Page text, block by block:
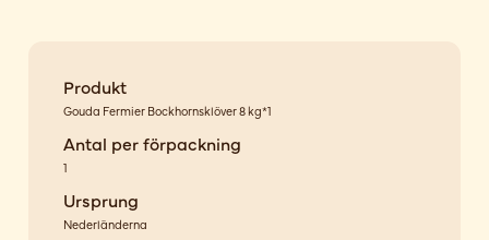
Produkt
Gouda Fermier Bockhornsklöver 8 kg*1
Antal per förpackning
1
Ursprung
Nederländerna